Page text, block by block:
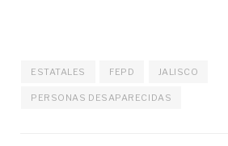
ESTATALES FEPD JALISCO
PERSONAS DESAPARECIDAS